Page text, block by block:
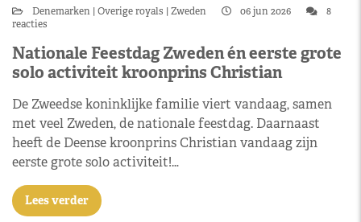
Denemarken Overige royals Zweden 06 jun 2026
8
reacties
Nationale Feestdag Zweden én eerste grote
solo activiteit kroonprins Christian
De Zweedse koninklijke familie viert vandaag, samen
met veel Zweden, de nationale feestdag. Daarnaast
heeft de Deense kroonprins Christian vandaag zijn
eerste grote solo activiteit!…
Lees verder